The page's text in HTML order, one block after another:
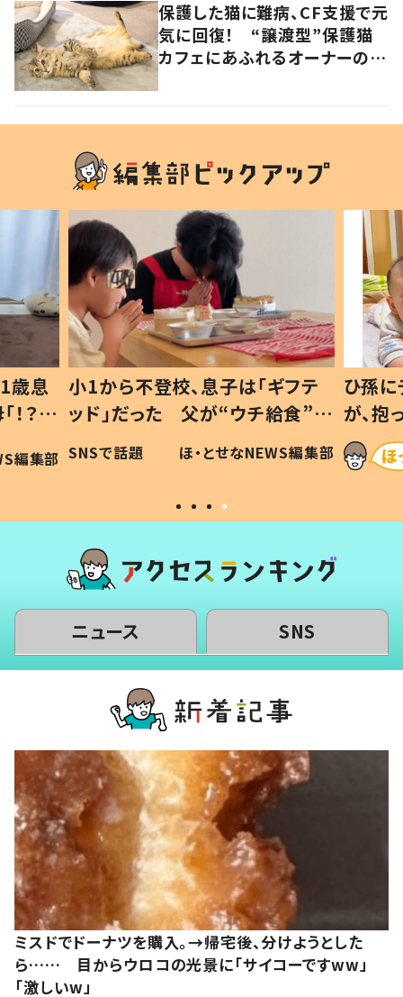
保護した猫に難病、CF支援で元
気に回復！ “譲渡型”保護猫
カフェにあふれるオーナーの愛
歳息
？」
編集部
小1から不登校、息子は「ギフテ
ッド」だった 父が“ウチ給食”を
作り続ける理由とは #令和の親
#令和の子
SNSで話題 ほ・とせなNEWS編集部
ひ孫
が、
「涙が
い」
ニュース SNS
ミスドでドーナツを購入。→帰宅後、分けようとした
ら…… 目からウロコの光景に「サイコーですww」
「激しいw」